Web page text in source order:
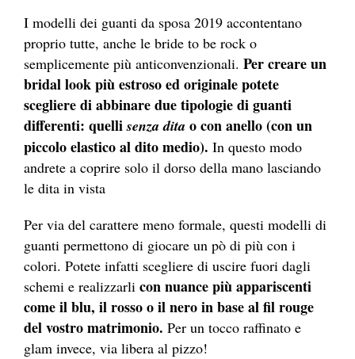
I modelli dei guanti da sposa 2019 accontentano
proprio tutte, anche le bride to be rock o
semplicemente più anticonvenzionali. Per creare un
bridal look più estroso ed originale potete
scegliere di abbinare due tipologie di guanti
differenti: quellisenza dita o con anello (con un
piccolo elastico al dito medio). In questo modo
andrete a coprire solo il dorso della mano lasciando
le dita in vista
Per via del carattere meno formale, questi modelli di
guanti permettono di giocare un pò di più con i
colori. Potete infatti scegliere di uscire fuori dagli
schemi e realizzarli con nuance più appariscenti
come il blu, il rosso o il nero in base al fil rouge
del vostro matrimonio. Per un tocco raffinato e
glam invece, via libera al pizzo!